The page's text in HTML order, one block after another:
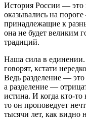
История России — это
оказывались на
принадлежащие к
она не будет великим
традиций.
Наша сила в единении.
говорят, кстати
Ведь разделение —
а разделение —
истина. И когда кто-
то он проповедует
тысячи лет, как видно